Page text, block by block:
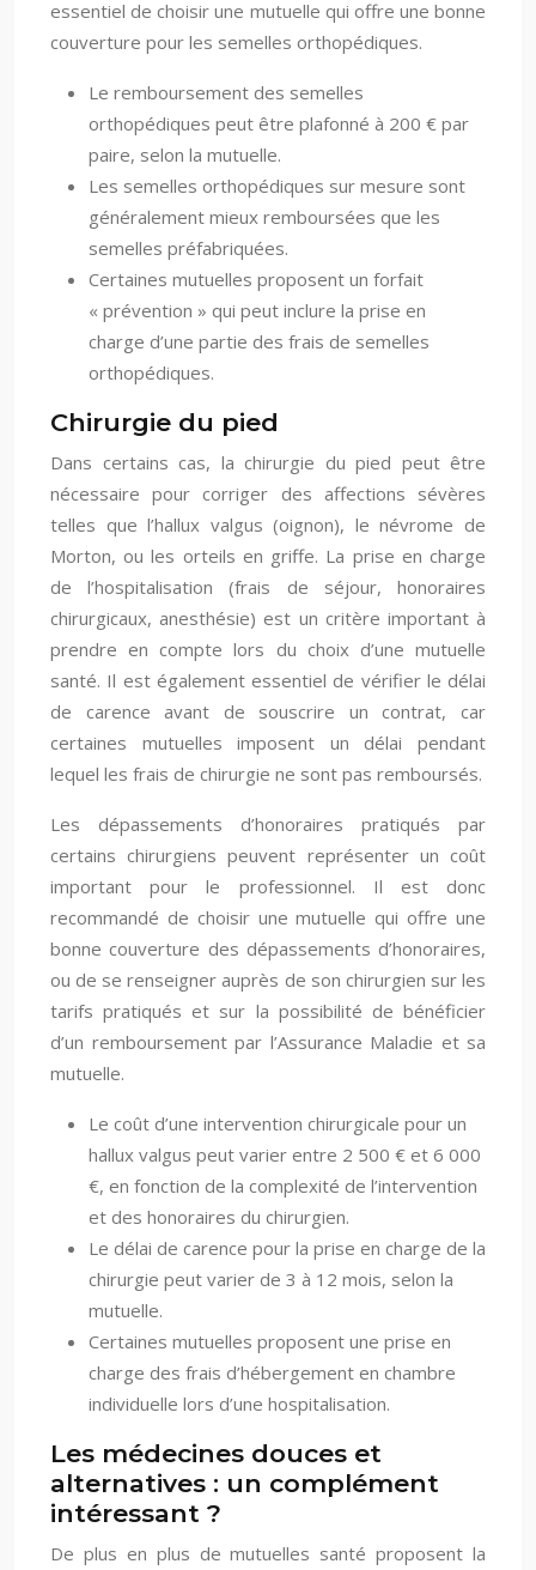
essentiel de choisir une mutuelle qui offre une bonne
couverture pour les semelles orthopédiques.
Le remboursement des semelles
orthopédiques peut être plafonné à 200 € par
paire, selon la mutuelle.
Les semelles orthopédiques sur mesure sont
généralement mieux remboursées que les
semelles préfabriquées.
Certaines mutuelles proposent un forfait
« prévention » qui peut inclure la prise en
charge d’une partie des frais de semelles
orthopédiques.
Chirurgie du pied
Dans certains cas, la chirurgie du pied peut être
nécessaire pour corriger des affections sévères
telles que l’hallux valgus (oignon), le névrome de
Morton, ou les orteils en griffe. La prise en charge
de l’hospitalisation (frais de séjour, honoraires
chirurgicaux, anesthésie) est un critère important à
prendre en compte lors du choix d’une mutuelle
santé. Il est également essentiel de vérifier le délai
de carence avant de souscrire un contrat, car
certaines mutuelles imposent un délai pendant
lequel les frais de chirurgie ne sont pas remboursés.
Les dépassements d’honoraires pratiqués par
certains chirurgiens peuvent représenter un coût
important pour le professionnel. Il est donc
recommandé de choisir une mutuelle qui offre une
bonne couverture des dépassements d’honoraires,
ou de se renseigner auprès de son chirurgien sur les
tarifs pratiqués et sur la possibilité de bénéficier
d’un remboursement par l’Assurance Maladie et sa
mutuelle.
Le coût d’une intervention chirurgicale pour un
hallux valgus peut varier entre 2 500 € et 6 000
€, en fonction de la complexité de l’intervention
et des honoraires du chirurgien.
Le délai de carence pour la prise en charge de la
chirurgie peut varier de 3 à 12 mois, selon la
mutuelle.
Certaines mutuelles proposent une prise en
charge des frais d’hébergement en chambre
individuelle lors d’une hospitalisation.
Les médecines douces et
alternatives : un complément
intéressant ?
De plus en plus de mutuelles santé proposent la